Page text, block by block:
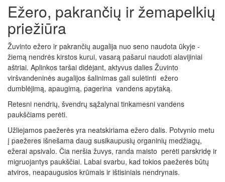
Ežero, pakrančių ir žemapelkių
priežiūra
Žuvinto ežero ir pakrančių augalija nuo seno naudota ūkyje -
žiemą nendrės kirstos kurui, vasarą pašarui naudoti alavijiniai
aštriai. Aplinkos taršai didėjant, aktyvus dalies Žuvinto
viršvandeninės augalijos šalinimas gali sulėtinti ežero
dumblėjimą, apaugimą, pagerina vandens apytaką.
Retesni nendrių, švendrų sąžalynai tinkamesni vandens
paukščiams perėti.
Užliejamos paežerės yra neatskiriama ežero dalis. Potvynio metu
į paežeres išnešama daug susikaupusių organinių medžiagų,
ežerai apsivalo. Čia neršia žuvys, randa maisto perėti parskridę ir
migruojantys paukščiai. Labai svarbu, kad tokios paežerės būtų
atviros, neapaugusios krūmais ir ištisiniais nendrynais.